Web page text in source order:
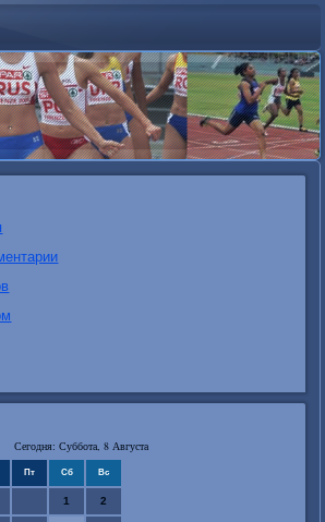
Сегодня: Суббота, 8 Августа
Пт Сб Вс
1 2